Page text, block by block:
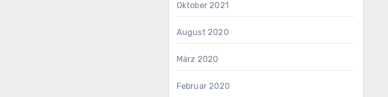
Oktober 2021
August 2020
März 2020
Februar 2020